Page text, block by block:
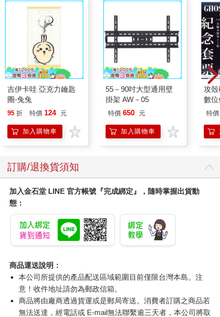
吉伊卡哇 亞克力鑰匙
圈-兔兔
95 折 特價 124 元
加入購物車
55－90吋大型通用壁
掛架 AW－05
特價 650 元
加入購物車
攻殼
數
特價
訂購/退換貨須知
加入金石堂 LINE 官方帳號『完成綁定』，隨時掌握出貨動
態：
商品運送說明：
本公司所提供的產品配送區域範圍目前僅限台灣本島。注
意！收件地址請勿為郵政信箱。
商品將由廠商透過貨運或是郵局寄送。消費者訂購之商品若
無法送達，經電話或 E-mail無法聯繫逾三天者，本公司將取